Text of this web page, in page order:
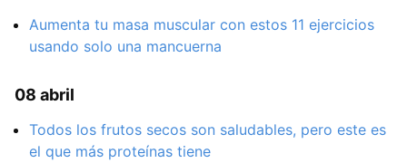
Aumenta tu masa muscular con estos 11 ejercicios
usando solo una mancuerna
08 abril
Todos los frutos secos son saludables, pero este es
el que más proteínas tiene